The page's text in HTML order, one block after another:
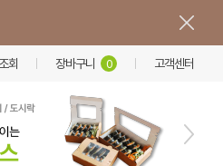
회 장바구니 0 고객센터